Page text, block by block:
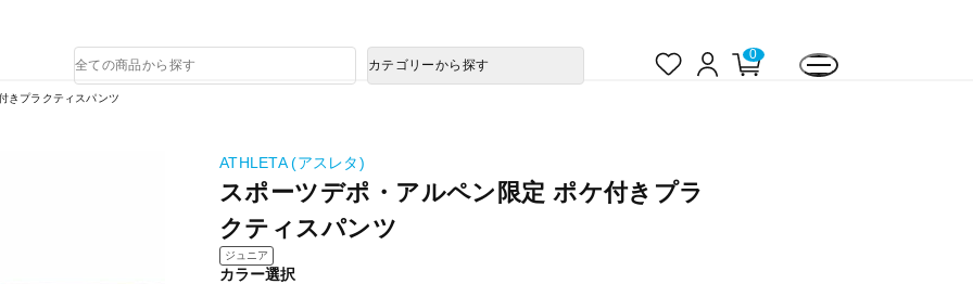
ロ
0
品
検
索
カテゴリーから探す
きプラクティスパンツ
ATHLETA (アスレタ)
スポーツデポ・アルペン限定 ポケ付きプラ
クティスパンツ
ジュニア
カラー選択